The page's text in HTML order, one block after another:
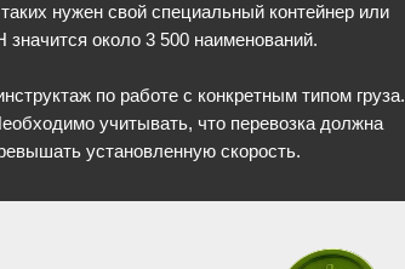
нужен свой специальный контейнер или
около 3 500 наименований.
по работе с конкретным типом груза.
учитывать, что перевозка должна
установленную скорость.